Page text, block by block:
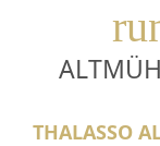
THALASSO